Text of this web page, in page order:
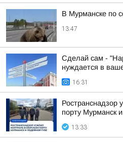
В Мурманске по
13:47
Сделай сам -
нуждается в
16:31
Ространснадзор
порту Мурманск
13:33